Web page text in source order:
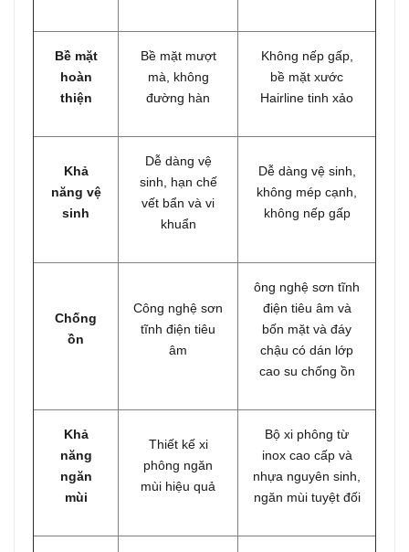
Bề mặt
hoàn
thiện
Bề mặt mượt
mà, không
đường hàn
Không nếp gấp,
bề mặt xước
Hairline tinh xảo
Khả
năng vệ
sinh
Dễ dàng vệ
sinh, hạn chế
vết bẩn và vi
khuẩn
Dễ dàng vệ sinh,
không mép cạnh,
không nếp gấp
Chống
ồn
Công nghệ sơn
tĩnh điện tiêu
âm
ông nghệ sơn tĩnh
điện tiêu âm và
bốn mặt và đáy
chậu có dán lớp
cao su chống ồn
Khả
năng
ngăn
mùi
Thiết kế xi
phông ngăn
mùi hiệu quả
Bộ xi phông từ
inox cao cấp và
nhựa nguyên sinh,
ngăn mùi tuyệt đối